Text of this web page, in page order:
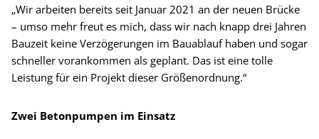
„Wir arbeiten bereits seit Januar 2021 an der neuen Brücke
– umso mehr freut es mich, dass wir nach knapp drei Jahren
Bauzeit keine Verzögerungen im Bauablauf haben und sogar
schneller vorankommen als geplant. Das ist eine tolle
Leistung für ein Projekt dieser Größenordnung.“
Zwei Betonpumpen im Einsatz